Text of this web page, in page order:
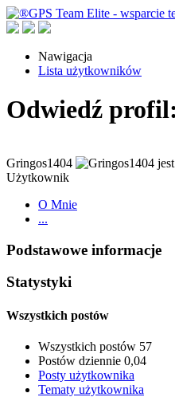
Nawigacja
Lista użytkowników
Odwiedź
Gringos1404
Użytkownik
O Mnie
...
Podstawowe informacje
Statystyki
Wszystkich postów
Wszystkich postów 57
Postów dziennie 0,04
Posty użytkownika
Tematy użytkownika